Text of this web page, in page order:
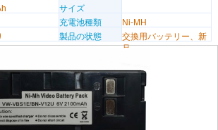
サイズ
充電池種類
Ni-MH
製品の状態
交換用バッテリー、新
品